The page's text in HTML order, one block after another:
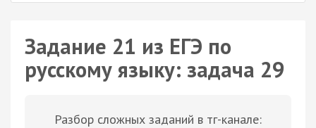
Задание 21 из ЕГЭ по
русскому языку: задача 29
Разбор сложных заданий в тг-канале: